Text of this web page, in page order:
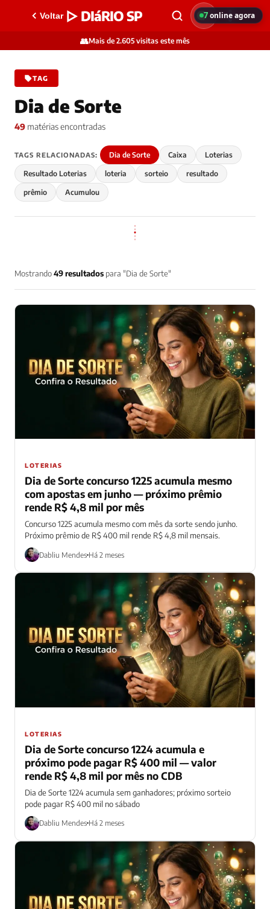
Voltar ▷ DIáRIO SP
👥Mais de 2.605 visitas este mês
TAG
Dia de Sorte
49 matérias encontradas
TAGS RELACIONADAS: Dia de Sorte Caixa Loterias
Resultado Loterias loteria sorteio resultado
prêmio Acumulou
Mostrando49 resultados para "Dia de Sorte"
LOTERIAS
Dia de Sorte concurso 1225 acumula mesmo
com apostas em junho — próximo prêmio
rende R$ 4,8 mil por mês
Concurso 1225 acumula mesmo com mês da sorte sendo junho.
Próximo prêmio de R$ 400 mil rende R$ 4,8 mil mensais.
Dabliu Mendes Há 2 meses
LOTERIAS
Dia de Sorte concurso 1224 acumula e
próximo pode pagar R$ 400 mil — valor
rende R$ 4,8 mil por mês no CDB
Dia de Sorte 1224 acumula sem ganhadores; próximo sorteio
pode pagar R$ 400 mil no sábado
Dabliu Mendes Há 2 meses
7online agora